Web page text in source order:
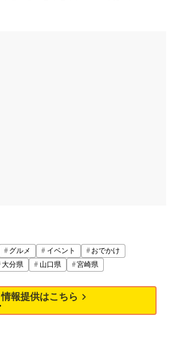
グルメ イベント
おでかけ
大分県 山口県 宮崎県
情報提供はこちら